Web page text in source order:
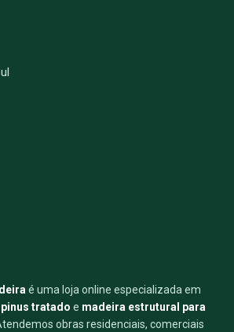
é uma loja online especializada em
pinus tratado e madeira estrutural para
obras residenciais, comerciais